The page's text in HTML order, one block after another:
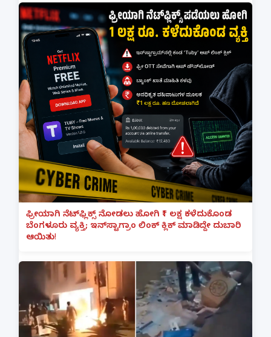
ಫ್ರೀಯಾಗಿ ನೆಟ್‌ಫ್ಲಿಕ್ಸ್ ನೋಡಲು ಹೋಗಿ ₹1 ಲಕ್ಷ ಕಳೆದುಕೊಂಡ
ಬೆಂಗಳೂರು ವ್ಯಕ್ತಿ; ಇನ್‌ಸ್ಟಾಗ್ರಾಂ ಲಿಂಕ್ ಕ್ಲಿಕ್ ಮಾಡಿದ್ದೇ ದುಬಾರಿ
ಆಯಿತು!